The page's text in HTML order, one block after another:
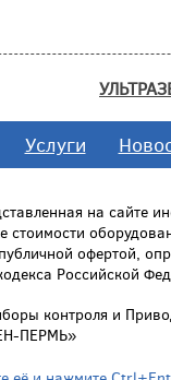
Услуги
на сайте
стоимости
офертой,
Российской
контроля и
ПЕРМЬ»